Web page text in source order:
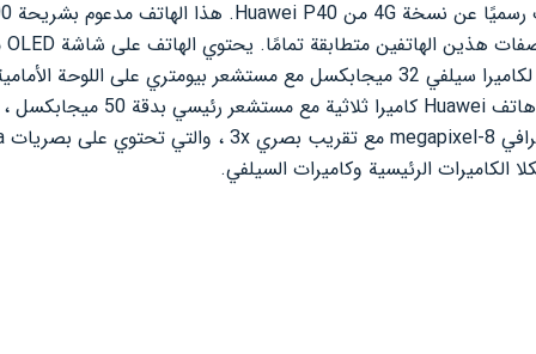
هاتف Huawei